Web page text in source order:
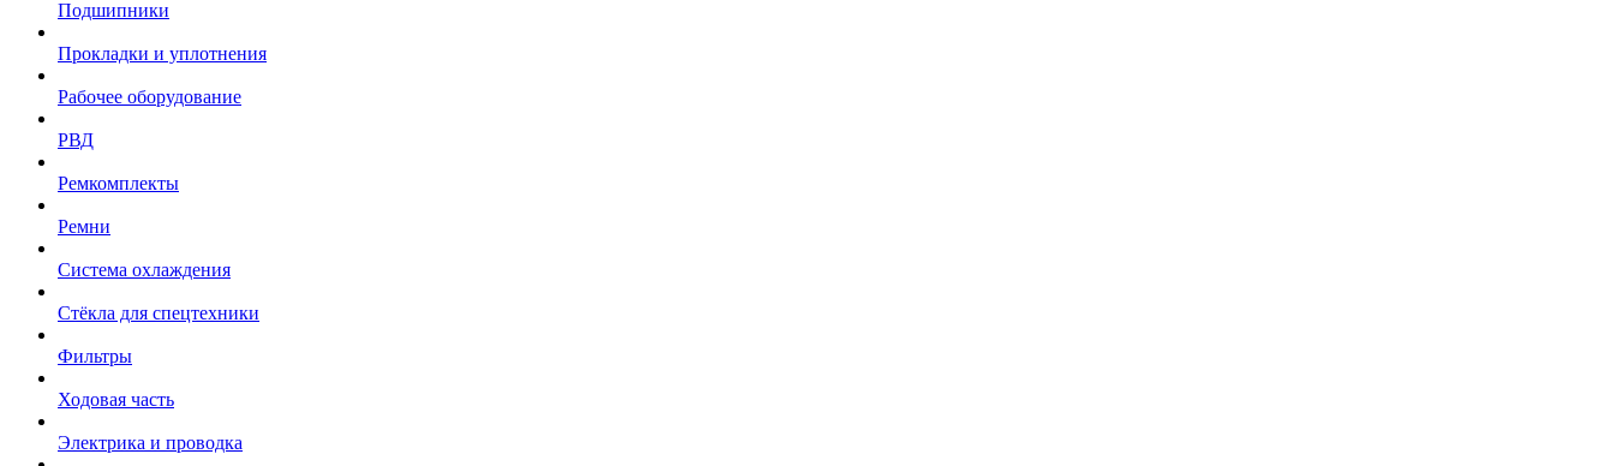
Подшипники
Прокладки и уплотнения
Рабочее оборудование
РВД
Ремкомплекты
Ремни
Система охлаждения
Стёкла для спецтехники
Фильтры
Ходовая часть
Электрика и проводка